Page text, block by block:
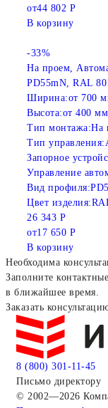
от44 802 Р
В корзину
-33%
На проем,
PD55mN, RAL
Ширина:от 700
Высота:от 400 мм
Тип монтажа:На
Тип управления:
Запорное
Управление
Вид профиля:
Цвет изделия:
26 343 Р
от17 650 Р
В корзину
Необходима
Заполните
в ближайшее время.
Заказать
8 (800) 301-11-45
Письмо директору
© 2002—2026